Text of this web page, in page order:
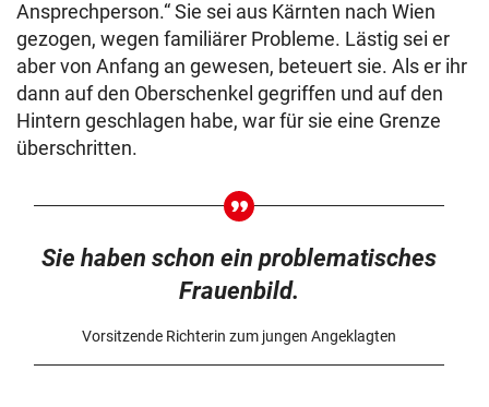
Ansprechperson.“ Sie sei aus Kärnten nach Wien
gezogen, wegen familiärer Probleme. Lästig sei er
aber von Anfang an gewesen, beteuert sie. Als er ihr
dann auf den Oberschenkel gegriffen und auf den
Hintern geschlagen habe, war für sie eine Grenze
überschritten.
Sie haben schon ein problematisches
Frauenbild.
Vorsitzende Richterin zum jungen Angeklagten